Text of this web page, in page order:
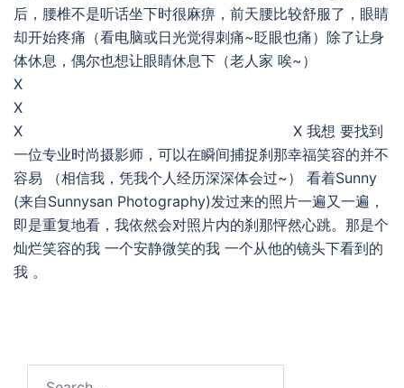
后，腰椎不是听话坐下时很麻痹，前天腰比较舒服了，眼睛
却开始疼痛（看电脑或日光觉得刺痛~眨眼也痛）除了让身
体休息，偶尔也想让眼睛休息下（老人家 唉~）
X
X
X X 我想 要找到
一位专业时尚摄影师，可以在瞬间捕捉刹那幸福笑容的并不
容易 （相信我，凭我个人经历深深体会过~） 看着Sunny
(来自Sunnysan Photography)发过来的照片一遍又一遍，
即是重复地看，我依然会对照片内的刹那怦然心跳。那是个
灿烂笑容的我 一个安静微笑的我 一个从他的镜头下看到的
我 。